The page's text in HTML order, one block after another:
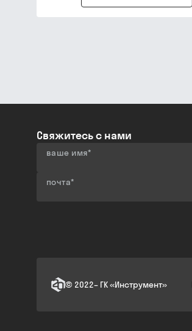
Свяжитесь с нами
ваше имя*
почта*
© 2022– ГК «Инструмент»